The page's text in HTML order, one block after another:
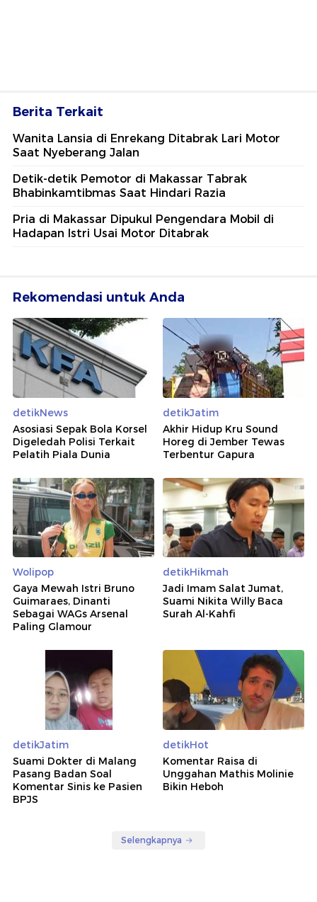
Berita Terkait
Wanita Lansia di Enrekang Ditabrak Lari Motor
Saat Nyeberang Jalan
Detik-detik Pemotor di Makassar Tabrak
Bhabinkamtibmas Saat Hindari Razia
Pria di Makassar Dipukul Pengendara Mobil di
Hadapan Istri Usai Motor Ditabrak
Rekomendasi untuk Anda
detikNews
Asosiasi Sepak Bola Korsel
Digeledah Polisi Terkait
Pelatih Piala Dunia
detikJatim
Akhir Hidup Kru Sound
Horeg di Jember Tewas
Terbentur Gapura
Wolipop
Gaya Mewah Istri Bruno
Guimaraes, Dinanti
Sebagai WAGs Arsenal
Paling Glamour
detikHikmah
Jadi Imam Salat Jumat,
Suami Nikita Willy Baca
Surah Al-Kahfi
detikJatim
Suami Dokter di Malang
Pasang Badan Soal
Komentar Sinis ke Pasien
BPJS
detikHot
Komentar Raisa di
Unggahan Mathis Molinie
Bikin Heboh
Selengkapnya